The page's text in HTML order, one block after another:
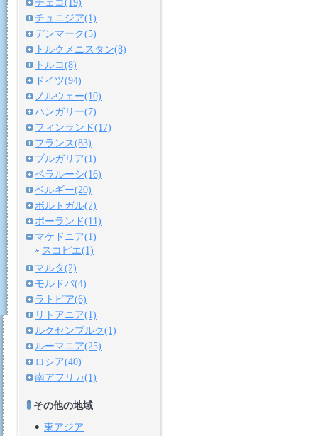
チュニジア(1)
デンマーク(5)
トルクメニスタン(8)
トルコ(8)
ドイツ(94)
ノルウェー(10)
ハンガリー(7)
フィンランド(17)
フランス(83)
ブルガリア(1)
ベラルーシ(16)
ベルギー(20)
ポルトガル(7)
ポーランド(11)
マケドニア(1)
スコピエ(1)
マルタ(2)
モルドバ(4)
ラトビア(6)
リトアニア(1)
ルクセンブルク(1)
ルーマニア(25)
ロシア(40)
南アフリカ(1)
その他の地域
東アジア